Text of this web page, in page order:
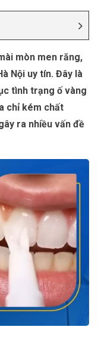
mòn men răng,
Nội uy tín. Đây là
tình trạng ố vàng
chỉ kém chất
ra nhiều vấn đề